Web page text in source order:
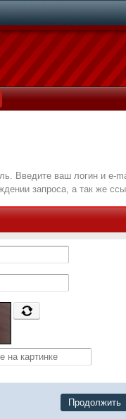
Введите ваш логин и e-
запроса, а так же